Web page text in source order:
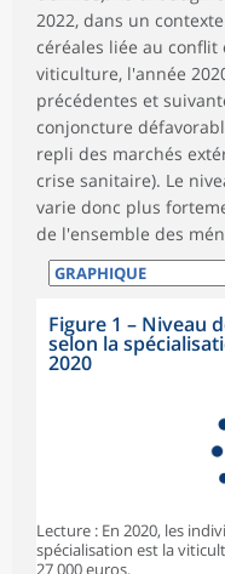
2022, dans un
céréales liée au conflit
viticulture, l'année
précédentes et
conjoncture
repli des marchés
crise sanitaire). Le
varie donc plus
de l'ensemble des
Figure 1 – Niveau
selon la
2020
Lecture : En 2020, les
spécialisation est la
27 000 euros.